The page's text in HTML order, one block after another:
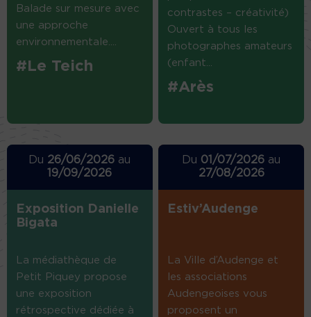
Balade sur mesure avec
une approche
environnementale....
#Le Teich
contrastes – créativité)
Ouvert à tous les
photographes amateurs
(enfant...
#Arès
Du 26/06/2026 au
19/09/2026
Exposition Danielle
Bigata
La médiathèque de
Petit Piquey propose
une exposition
rétrospective dédiée à
Du 01/07/2026 au
27/08/2026
Estiv’Audenge
La Ville d’Audenge et
les associations
Audengeoises vous
proposent un